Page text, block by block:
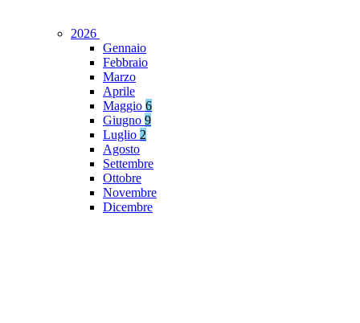
2026
Gennaio
Febbraio
Marzo
Aprile
Maggio 6
Giugno 9
Luglio 2
Agosto
Settembre
Ottobre
Novembre
Dicembre